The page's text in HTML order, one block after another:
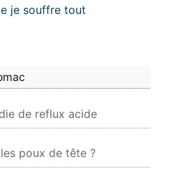
je souffre tout
de reflux acide
poux de tête ?